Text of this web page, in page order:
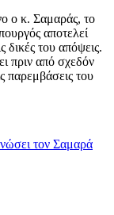
ο κ. Σαμαράς, το
αποτελεί
δικές του απόψεις.
πριν από σχεδόν
παρεμβάσεις του
τον Σαμαρά